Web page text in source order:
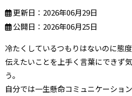
更新日：2026年06月29日
公開日：2026年06月25日
冷たくしているつもりはないのに態
伝えたいことを上手く言葉にできず
う。
自分では一生懸命コミュニケーショ